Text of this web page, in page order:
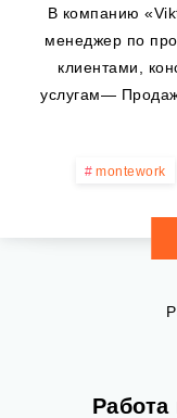
В компанию
менеджер по
клиентами,
услугам—
montework
Работа